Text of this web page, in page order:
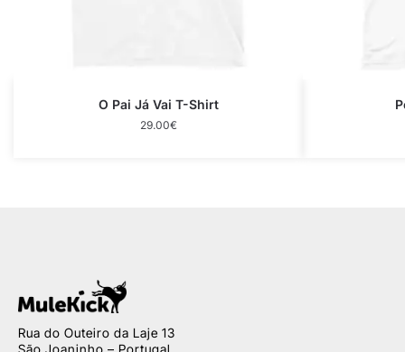
O Pai Já Vai T-Shirt
29.00€
Rua do Outeiro da Laje 13
São Joaninho – Portugal